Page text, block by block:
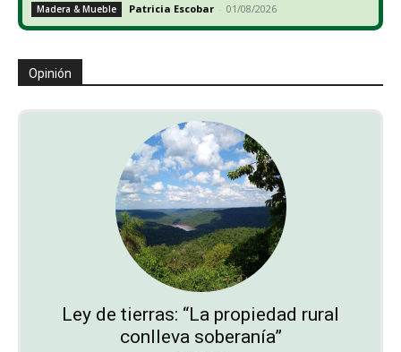
Madera & Mueble Patricia Escobar - 01/08/2026
Opinión
Ley de tierras: “La propiedad rural
conlleva soberanía”